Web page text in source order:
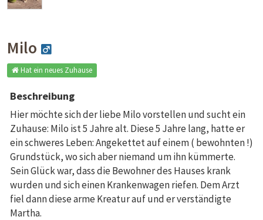
Milo
Hat ein neues Zuhause
Beschreibung
Hier möchte sich der liebe Milo vorstellen und sucht ein
Zuhause: Milo ist 5 Jahre alt. Diese 5 Jahre lang, hatte er
ein schweres Leben: Angekettet auf einem ( bewohnten !)
Grundstück, wo sich aber niemand um ihn kümmerte.
Sein Glück war, dass die Bewohner des Hauses krank
wurden und sich einen Krankenwagen riefen. Dem Arzt
fiel dann diese arme Kreatur auf und er verständigte
Martha.